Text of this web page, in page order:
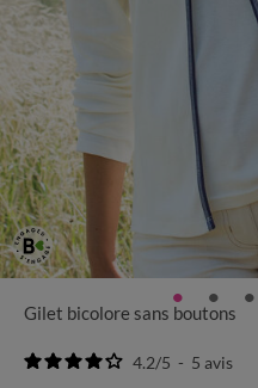
Gilet bicolore sans boutons
4.2/5 - 5 avis